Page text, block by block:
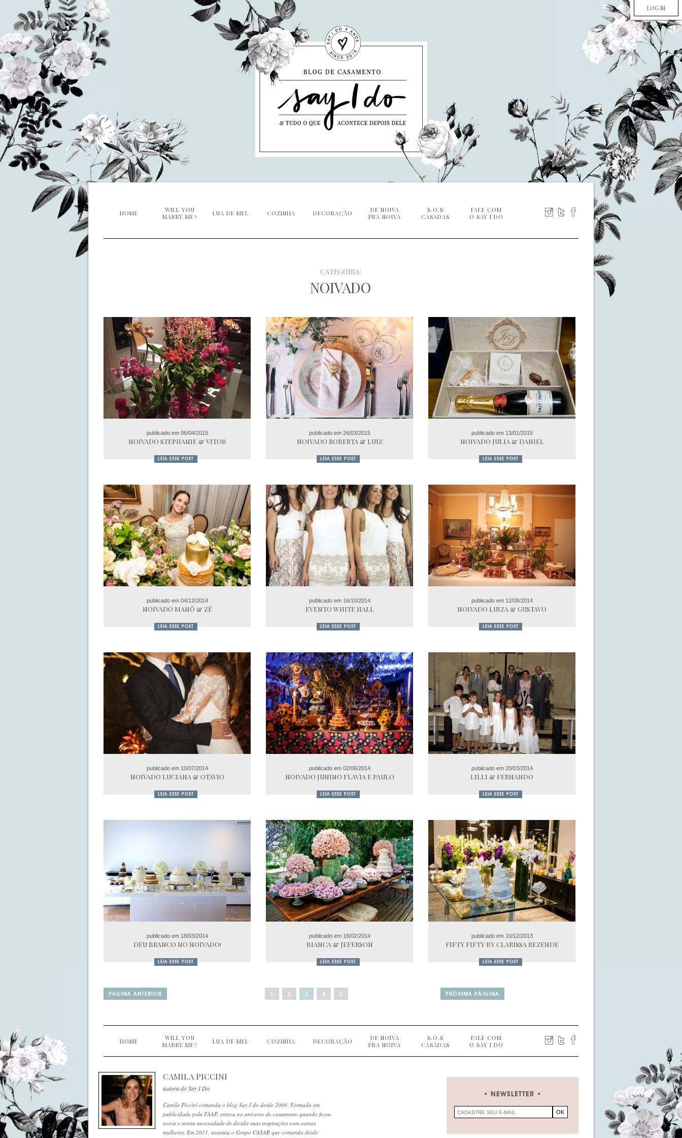
LOG IN
HOME
WILL YOU
MARRY ME?
LUA DE MEL COZINHA DECORAÇÃO
DE NOIVA
PRA NOIVA
S.O.S
CASADAS
FALE COM
O SAY I DO
CATEGORIA:
NOIVADO
publicado em 06/04/2015
NOIVADO STEPHANIE & VITOR
LEIA ESSE POST
publicado em 26/03/2015
NOIVADO ROBERTA & LUIZ
LEIA ESSE POST
publicado em 13/01/2015
NOIVADO JULIA & DANIEL
LEIA ESSE POST
publicado em 04/12/2014
NOIVADO MANÔ & ZÉ
LEIA ESSE POST
publicado em 16/10/2014
EVENTO WHITE HALL
LEIA ESSE POST
publicado em 12/08/2014
NOIVADO LUIZA & GUSTAVO
LEIA ESSE POST
publicado em 10/07/2014
NOIVADO LUCIANA & OTAVIO
LEIA ESSE POST
publicado em 02/06/2014
NOIVADO JUNINO FLAVIA E PAULO
LEIA ESSE POST
publicado em 20/03/2014
LILLI & FERNANDO
LEIA ESSE POST
publicado em 18/03/2014
DEU BRANCO NO NOIVADO!
LEIA ESSE POST
publicado em 18/02/2014
BIANCA & JEFERSON
LEIA ESSE POST
publicado em 10/12/2013
FIFTY FIFTY BY CLARISSA REZENDE
LEIA ESSE POST
PÁGINA ANTERIOR 1 2 3 4 5 PRÓXIMA PÃ¡GINA
HOME
WILL YOU
MARRY ME?
LUA DE MEL COZINHA DECORAÇÃO
DE NOIVA
PRA NOIVA
S.O.S
CASADAS
FALE COM
O SAY I DO
CAMILA PICCINI
autora do Say I Do
Camila Piccini comanda o blog Say I do desde 2009. Formada em
publicidade pela FAAP, entrou no universo de casamento quando ficou
noiva e sentiu necessidade de dividir suas inspirações com outras
mulheres. Em 2011, assumiu o Grupo CASAR que comanda desde
NEWSLETTER